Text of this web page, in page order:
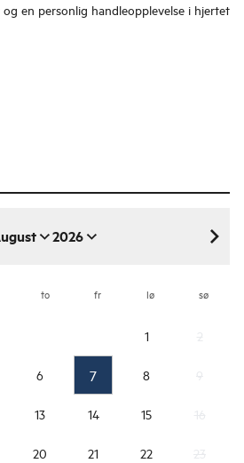
en personlig handleopplevelse i hjertet
2026
august 2026
to fr lø sø
1
6 7 8
13 14 15
20 21 22